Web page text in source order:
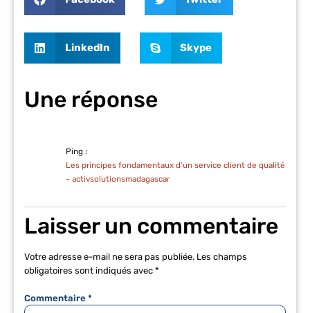
LinkedIn Skype
Une réponse
Ping :
Les principes fondamentaux d’un service client de qualité
- activsolutionsmadagascar
Laisser un commentaire
Votre adresse e-mail ne sera pas publiée. Les champs
obligatoires sont indiqués avec *
Commentaire *